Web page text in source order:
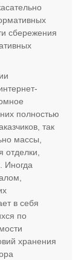
сбережения
полностью
так
массы,
отделки,
Иногда
в себя
по
хранения